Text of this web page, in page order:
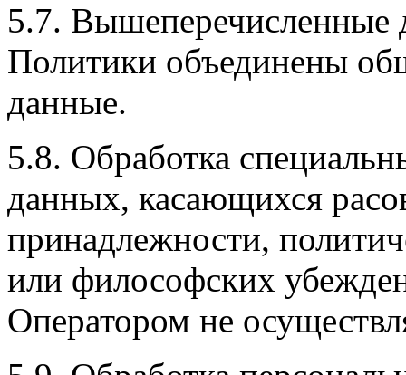
5.7. Вышеперечисленные
Политики объединены
данные.
5.8. Обработка
данных, касающихся
принадлежности,
или философских
Оператором не